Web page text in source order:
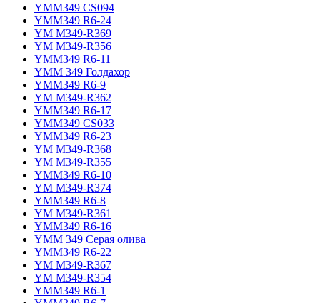
YMM349 CS094
YMM349 R6-24
YM M349-R369
YM M349-R356
YMM349 R6-11
YMM 349 Голдахор
YMM349 R6-9
YM M349-R362
YMM349 R6-17
YMM349 CS033
YMM349 R6-23
YM M349-R368
YM M349-R355
YMM349 R6-10
YM M349-R374
YMM349 R6-8
YM M349-R361
YMM349 R6-16
YMM 349 Серая олива
YMM349 R6-22
YM M349-R367
YM M349-R354
YMM349 R6-1